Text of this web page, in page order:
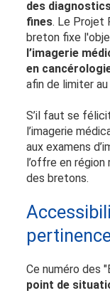
des
fines. Le Projet
breton fixe
l’imagerie
en
afin de limiter
S’il faut se
l’imagerie
aux examens
l’offre en
des bretons.
Ce numéro des
point de